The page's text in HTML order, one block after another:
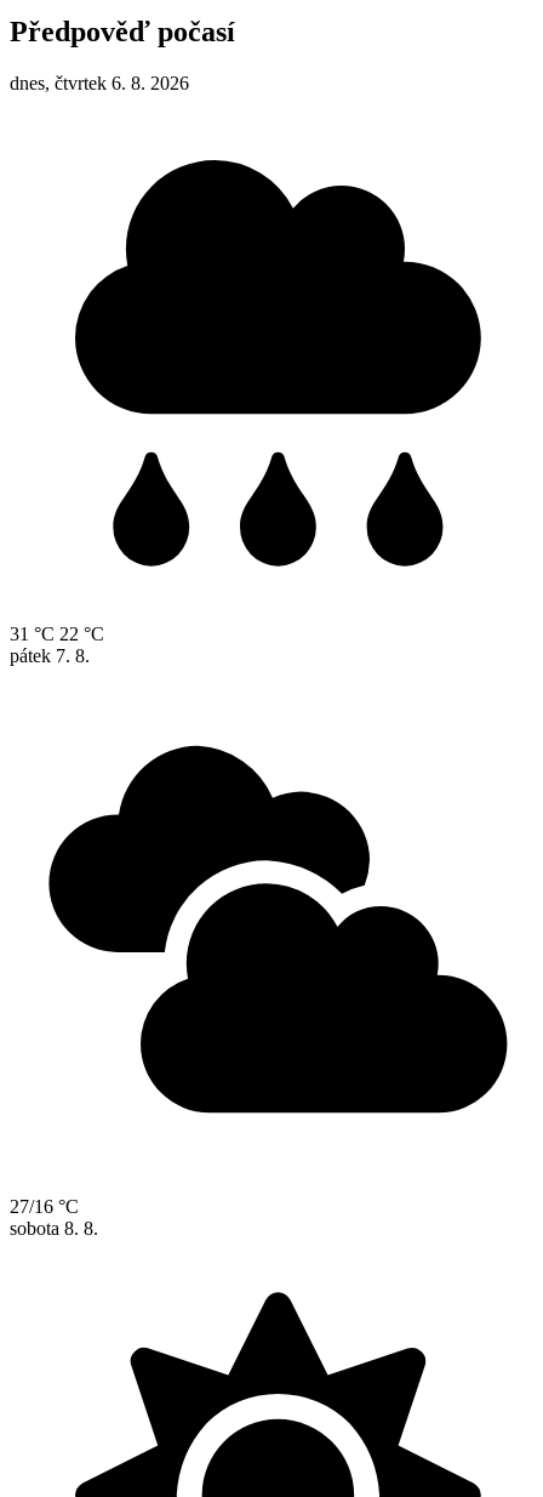
Předpověď počasí
dnes, čtvrtek 6. 8. 2026
31 °C 22 °C
pátek 7. 8.
27/16 °C
sobota 8. 8.